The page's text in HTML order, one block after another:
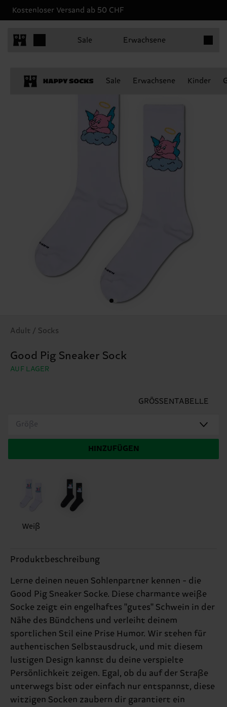
Kostenloser Versand ab 50 CHF
Sale Erwachsene
Sale Erwachsene Kinder
Adult / Socks
Good Pig Sneaker Sock
AUF LAGER
GRÖSSENTABELLE
Größe
HINZUFÜGEN
Weiß
Produktbeschreibung
Lerne deinen neuen Sohlenpartner kennen - die
Good Pig Sneaker Socke. Diese charmante weiße
Socke zeigt ein engelhaftes "gutes" Schwein in der
Nähe des Bündchens und verleiht deinem
sportlichen Stil eine Prise Humor. Wir stehen für
authentischen Selbstausdruck, und mit diesem
lustigen Design kannst du deine verspielte
Persönlichkeit zeigen. Egal, ob du auf der Straße
unterwegs bist oder einfach nur entspannst, diese
witzigen Socken zaubern dir garantiert ein